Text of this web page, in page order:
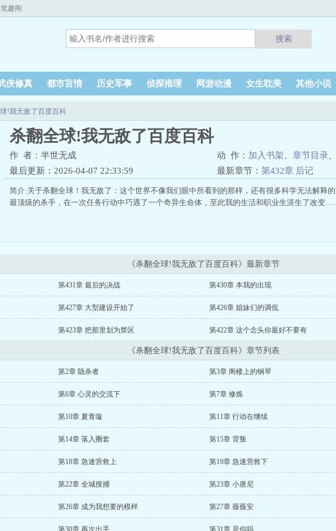
趣阁
搜索
侠修真 都市言情 历史军事 侦探推理 网游动漫 女生耽美 其他小说
!我无敌了百度百科
杀翻全球!我无敌了百度百科
作 者：半世无成 动 作： 加入书架 章节目录
最后更新：2026-04-07 22:33:59
最新章节： 第432章 后记
简介:关于杀翻全球！我无敌了：这个世界不像我们眼中所看到的那样，还有很多科学无法解释
最顶级的杀手，在一次任务行动中巧遇了一个奇异生命体，至此我的生活和职业生涯生了改变
《杀翻全球!我无敌了百度百科》最新章节
第431章 最后的决战 第430章 本我的出现
第427章 大型建设开始了 第426章 姐妹们的调侃
第423章 把那里划为禁区 第422章 这个念头你最好不要有
《杀翻全球!我无敌了百度百科》章节列表
第2章 隐杀者 第3章 阁楼上的钢琴
第6章 心灵的交流下 第7章 修炼
第10章 夏青璇 第11章 行动在继续
第14章 落入圈套 第15章 背叛
第18章 急速营救上 第19章 急速营救下
第22章 全城搜捕 第23章 小唐尼
第26章 成为我想要的模样 第27章 薇薇安
第30章 再次出手 第31章 是你吗